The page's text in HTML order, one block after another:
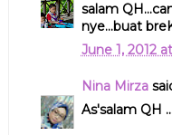
salam
nye...buat
June 1, 2012
Nina Mirza
As'salam QH